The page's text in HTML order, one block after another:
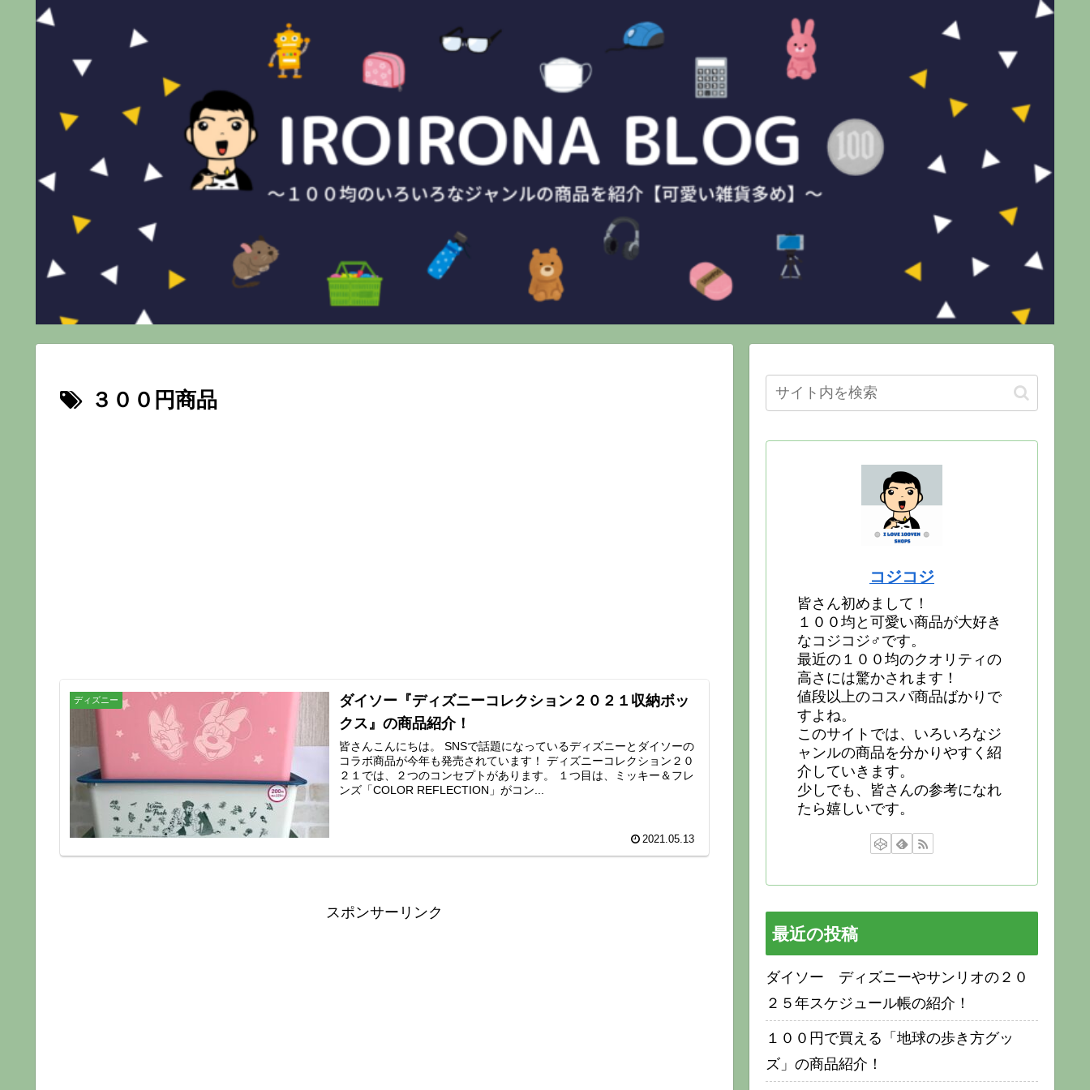
３００円商品
ディズニー
ダイソー『ディズニーコレクション２０２１収納ボッ
クス』の商品紹介！
皆さんこんにちは。 SNSで話題になっているディズニーとダイソーの
コラボ商品が今年も発売されています！ ディズニーコレクション２０
２１では、２つのコンセプトがあります。 １つ目は、ミッキー＆フレ
ンズ「COLOR REFLECTION」がコン...
2021.05.13
スポンサーリンク
コジコジ
皆さん初めまして！
１００均と可愛い商品が大好き
なコジコジ♂です。
最近の１００均のクオリティの
高さには驚かされます！
値段以上のコスパ商品ばかりで
すよね。
このサイトでは、いろいろなジ
ャンルの商品を分かりやすく紹
介していきます。
少しでも、皆さんの参考になれ
たら嬉しいです。
最近の投稿
ダイソー ディズニーやサンリオの２０
２５年スケジュール帳の紹介！
１００円で買える「地球の歩き方グッ
ズ」の商品紹介！